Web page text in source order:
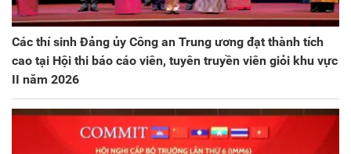
Các thí sinh Đảng ủy Công an Trung ương đạt thành tích
cao tại Hội thi báo cáo viên, tuyên truyền viên giỏi khu vực
II năm 2026